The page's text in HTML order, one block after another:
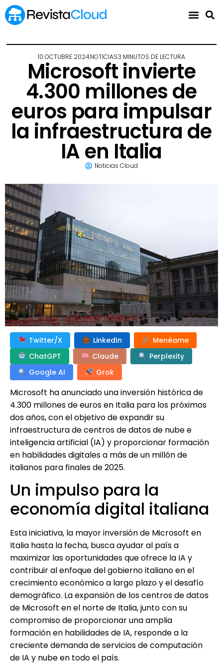
10 OCTUBRE 2024NOTICIAS3 MINUTOS DE LECTURA
Microsoft invierte
4.300 millones de
euros para impulsar
la infraestructura de
IA en Italia
Noticias Cloud
Twitter/X LinkedIn
Menéame
ChatGPT
Claude
Perplexity
Google AI
Grok
Microsoft ha anunciado una inversión histórica de
4.300 millones de euros en Italia para los próximos
dos años, con el objetivo de expandir su
infraestructura de centros de datos de nube e
inteligencia artificial (IA) y proporcionar formación
en habilidades digitales a más de un millón de
italianos para finales de 2025.
Un impulso para la
economía digital italiana
Esta iniciativa, la mayor inversión de Microsoft en
Italia hasta la fecha, busca ayudar al país a
maximizar las oportunidades que ofrece la IA y
contribuir al enfoque del gobierno italiano en el
crecimiento económico a largo plazo y el desafío
demográfico. La expansión de los centros de datos
de Microsoft en el norte de Italia, junto con su
compromiso de proporcionar una amplia
formación en habilidades de IA, responde a la
creciente demanda de servicios de computación
de IA y nube en todo el país.